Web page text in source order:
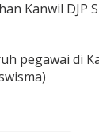
Kanwil DJP
pegawai di